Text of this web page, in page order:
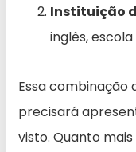
Instituição
inglês,
Essa combinação
precisará
visto. Quanto